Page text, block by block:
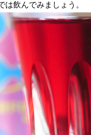
は飲んでみましょう。